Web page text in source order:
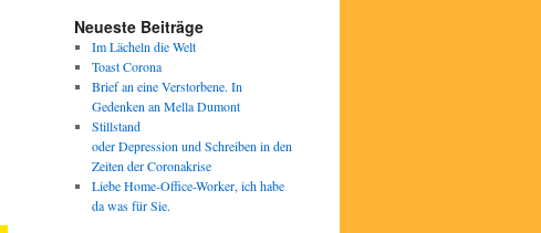
Neueste Beiträge
Im Lächeln die Welt
Toast Corona
Brief an eine Verstorbene. In
Gedenken an Mella Dumont
Stillstand
oder Depression und Schreiben in den
Zeiten der Coronakrise
Liebe Home-Office-Worker, ich habe
da was für Sie.